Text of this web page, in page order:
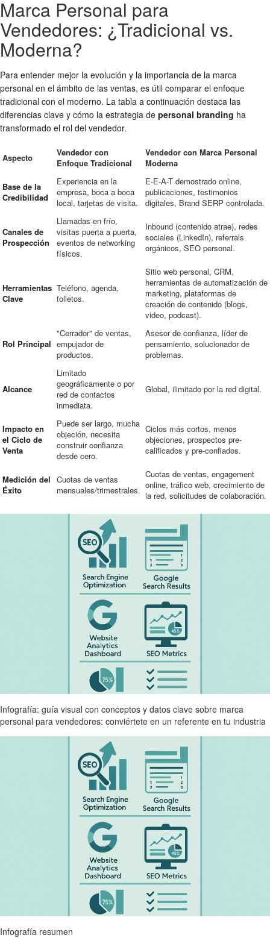
Marca Personal para
Vendedores: ¿Tradicional vs.
Moderna?
Para entender mejor la evolución y la importancia de la marca
personal en el ámbito de las ventas, es útil comparar el enfoque
tradicional con el moderno. La tabla a continuación destaca las
diferencias clave y cómo la estrategia de personal branding ha
transformado el rol del vendedor.
Aspecto
Vendedor con
Enfoque Tradicional
Vendedor con Marca Personal
Moderna
Base de la
Credibilidad
Experiencia en la
empresa, boca a boca
local, tarjetas de visita.
E-E-A-T demostrado online,
publicaciones, testimonios
digitales, Brand SERP controlada.
Canales de
Prospección
Llamadas en frío,
visitas puerta a puerta,
eventos de networking
físicos.
Inbound (contenido atrae), redes
sociales (LinkedIn), referrals
orgánicos, SEO personal.
Herramientas
Clave
Teléfono, agenda,
folletos.
Sitio web personal, CRM,
herramientas de automatización de
marketing, plataformas de
creación de contenido (blogs,
video, podcast).
Rol Principal
"Cerrador" de ventas,
empujador de
productos.
Asesor de confianza, líder de
pensamiento, solucionador de
problemas.
Alcance
Limitado
geográficamente o por
red de contactos
inmediata.
Global, ilimitado por la red digital.
Impacto en
el Ciclo de
Venta
Puede ser largo, mucha
objeción, necesita
construir confianza
desde cero.
Ciclos más cortos, menos
objeciones, prospectos pre-
calificados y pre-confiados.
Medición del
Éxito
Cuotas de ventas
mensuales/trimestrales.
Cuotas de ventas, engagement
online, tráfico web, crecimiento de
la red, solicitudes de colaboración.
Infografía: guía visual con conceptos y datos clave sobre marca
personal para vendedores: conviértete en un referente en tu industria
Infografía resumen